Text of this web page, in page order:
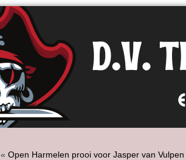
«Open Harmelen prooi voor Jasper van Vulpen